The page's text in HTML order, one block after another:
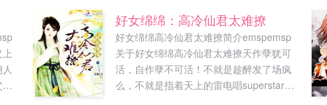
好女绵绵：高冷仙君太难撩
好女绵绵高冷仙君太难撩简介emspemsp
关于好女绵绵高冷仙君太难撩天作孽犹可
活，自作孽不可活！不就是趁醉发了场疯
么，不就是指着天上的雷电唱superstar